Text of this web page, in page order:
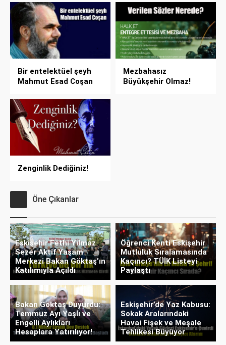
Bir entelektüel şeyh
Mahmut Esad Coşan
Mezbahasız
Büyükşehir Olmaz!
Zenginlik Dediğiniz!
Öne Çıkanlar
Eskişehir Fethi Yılmaz
Sezer Aktif Yaşam
Merkezi Bakan Göktaş’ın
Katılımıyla Açıldı
Öğrenci Kenti Eskişehir
Mutluluk Sıralamasında
Kaçıncı? TÜİK Listeyi
Paylaştı
Bakan Göktaş Duyurdu:
Temmuz Ayı Yaşlı ve
Engelli Aylıkları
Hesaplara Yatırılıyor!
Eskişehir’de Yaz Kabusu:
Sokak Aralarındaki
Havai Fişek ve Meşale
Tehlikesi Büyüyor